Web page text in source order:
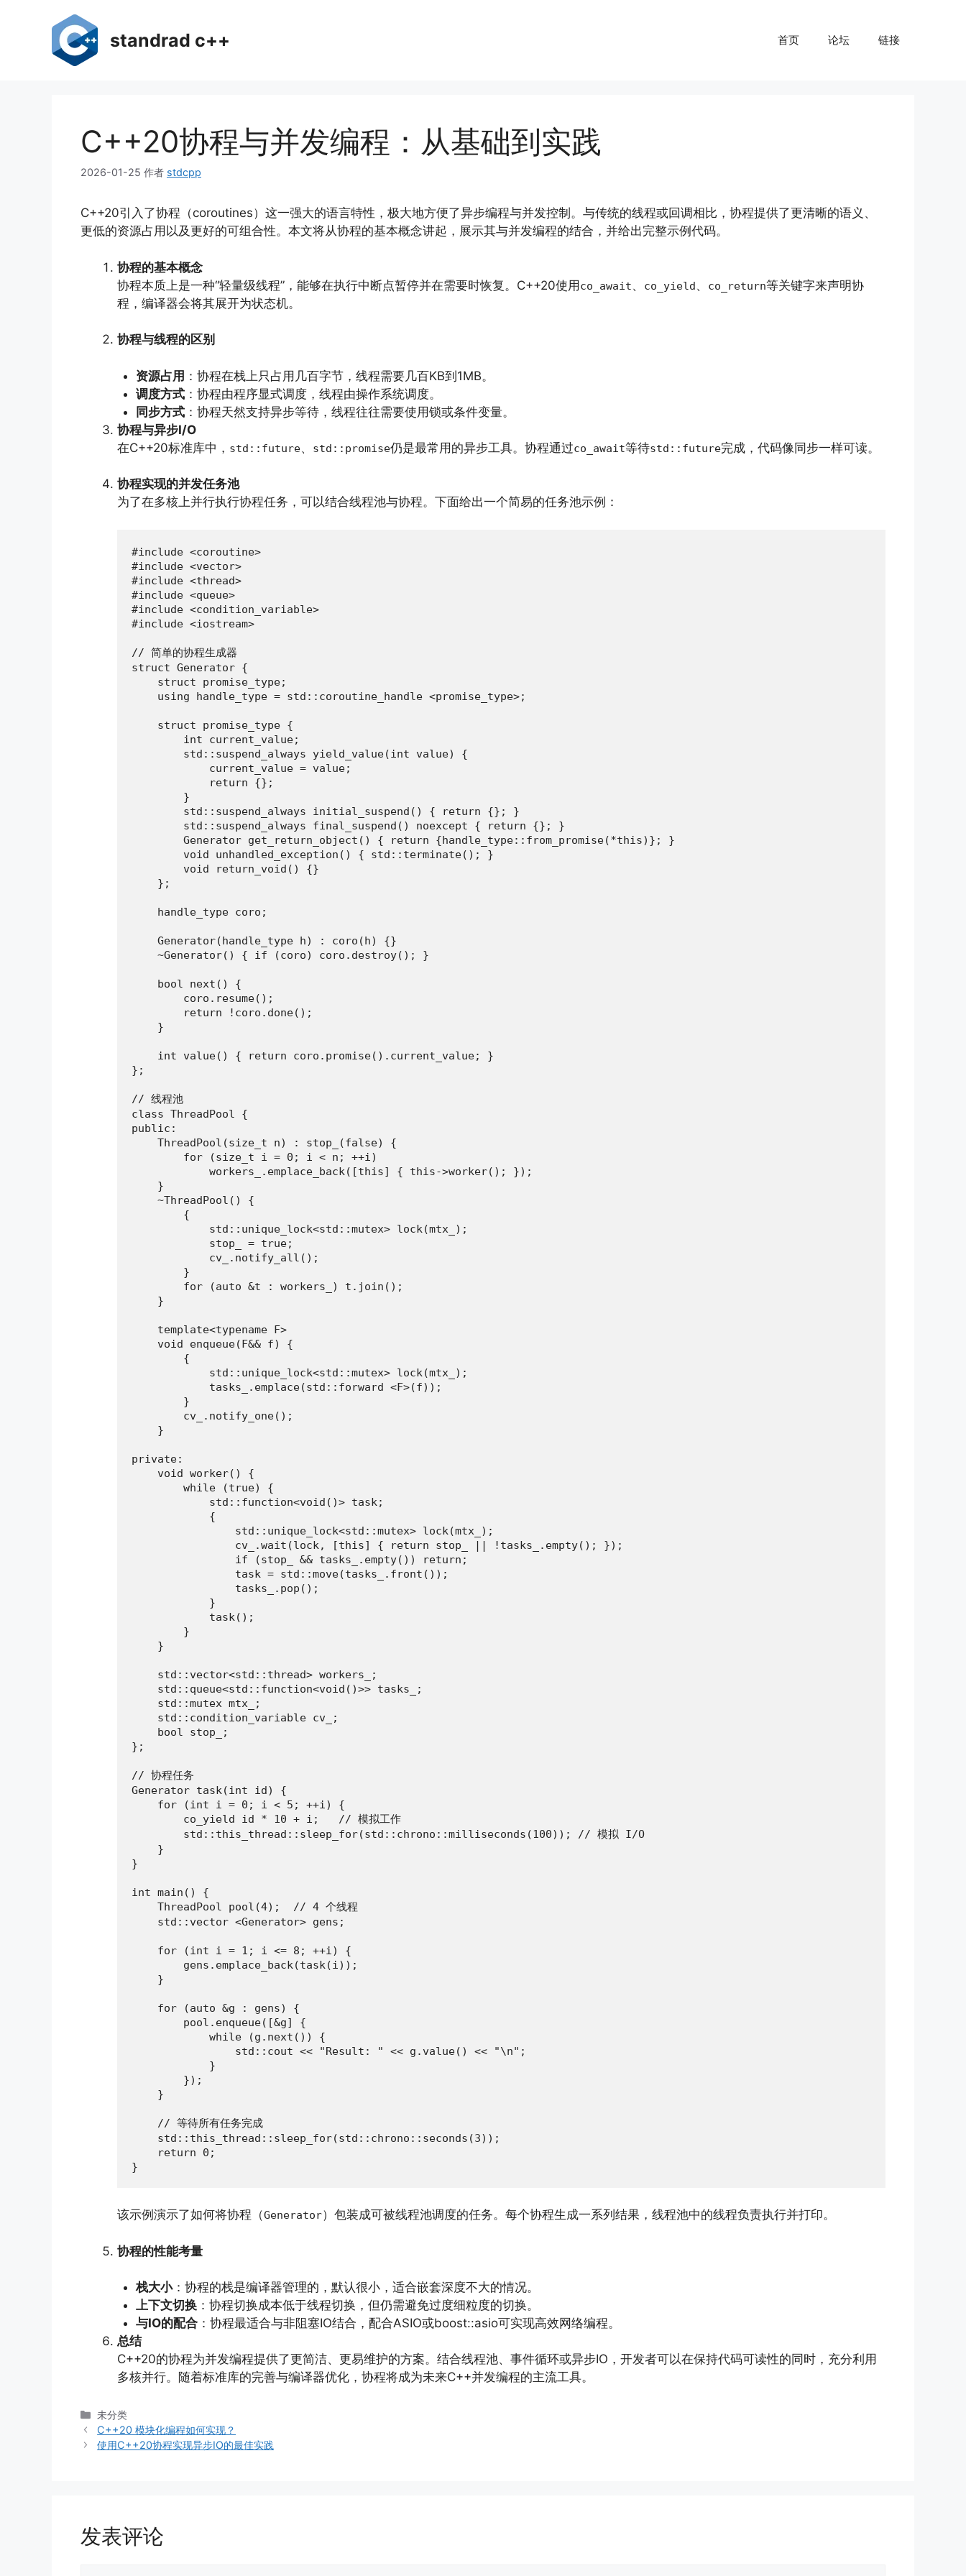
standrad c++ 首页 论坛 链接
C++20协程与并发编程：从基础到实践
2026-01-25 作者 stdcpp
C++20引入了协程（coroutines）这一强大的语言特性，极大地方便了异步编程与并发控制。与传统的线程或回调相比，协程提供了更清晰的语义、
更低的资源占用以及更好的可组合性。本文将从协程的基本概念讲起，展示其与并发编程的结合，并给出完整示例代码。
协程的基本概念
协程本质上是一种“轻量级线程”，能够在执行中断点暂停并在需要时恢复。C++20使用co_await、 co_yield、 co_return等关键字来声明协
程，编译器会将其展开为状态机。
协程与线程的区别
资源占用 ：协程在栈上只占用几百字节，线程需要几百KB到1MB。
调度方式：协程由程序显式调度，线程由操作系统调度。
同步方式：协程天然支持异步等待，线程往往需要使用锁或条件变量。
协程与异步I/O
在C++20标准库中， std::future、 std::promise仍是最常用的异步工具。协程通过co_await等待std::future完成，代码像同步一样可读。
协程实现的并发任务池
为了在多核上并行执行协程任务，可以结合线程池与协程。下面给出一个简易的任务池示例：
#include <coroutine>
#include <vector>
#include <thread>
#include <queue>
#include <condition_variable>
#include <iostream>
// 简单的协程生成器
struct Generator {
    struct promise_type;
    using handle_type = std::coroutine_handle <promise_type>;
    struct promise_type {
        int current_value;
        std::suspend_always yield_value(int value) {
            current_value = value;
            return {};
        }
        std::suspend_always initial_suspend() { return {}; }
        std::suspend_always final_suspend() noexcept { return {}; }
        Generator get_return_object() { return {handle_type::from_promise(*this)}; }
        void unhandled_exception() { std::terminate(); }
        void return_void() {}
    };
    handle_type coro;
    Generator(handle_type h) : coro(h) {}
    ~Generator() { if (coro) coro.destroy(); }
    bool next() {
        coro.resume();
        return !coro.done();
    }
    int value() { return coro.promise().current_value; }
};
// 线程池
class ThreadPool {
public:
    ThreadPool(size_t n) : stop_(false) {
        for (size_t i = 0; i < n; ++i)
            workers_.emplace_back([this] { this->worker(); });
    }
    ~ThreadPool() {
        {
            std::unique_lock<std::mutex> lock(mtx_);
            stop_ = true;
            cv_.notify_all();
        }
        for (auto &t : workers_) t.join();
    }
    template<typename F>
    void enqueue(F&& f) {
        {
            std::unique_lock<std::mutex> lock(mtx_);
            tasks_.emplace(std::forward <F>(f));
        }
        cv_.notify_one();
    }
private:
    void worker() {
        while (true) {
            std::function<void()> task;
            {
                std::unique_lock<std::mutex> lock(mtx_);
                cv_.wait(lock, [this] { return stop_ || !tasks_.empty(); });
                if (stop_ && tasks_.empty()) return;
                task = std::move(tasks_.front());
                tasks_.pop();
            }
            task();
        }
    }
    std::vector<std::thread> workers_;
    std::queue<std::function<void()>> tasks_;
    std::mutex mtx_;
    std::condition_variable cv_;
    bool stop_;
};
// 协程任务
Generator task(int id) {
    for (int i = 0; i < 5; ++i) {
        co_yield id * 10 + i;   // 模拟工作
        std::this_thread::sleep_for(std::chrono::milliseconds(100)); // 模拟 I/O
    }
}
int main() {
    ThreadPool pool(4);  // 4 个线程
    std::vector <Generator> gens;
    for (int i = 1; i <= 8; ++i) {
        gens.emplace_back(task(i));
    }
    for (auto &g : gens) {
        pool.enqueue([&g] {
            while (g.next()) {
                std::cout << "Result: " << g.value() << "\n";
            }
        });
    }
    // 等待所有任务完成
    std::this_thread::sleep_for(std::chrono::seconds(3));
    return 0;
}
该示例演示了如何将协程（Generator）包装成可被线程池调度的任务。每个协程生成一系列结果，线程池中的线程负责执行并打印。
协程的性能考量
栈大小：协程的栈是编译器管理的，默认很小，适合嵌套深度不大的情况。
上下文切换：协程切换成本低于线程切换，但仍需避免过度细粒度的切换。
与IO的配合：协程最适合与非阻塞IO结合，配合ASIO或boost::asio可实现高效网络编程。
总结
C++20的协程为并发编程提供了更简洁、更易维护的方案。结合线程池、事件循环或异步IO，开发者可以在保持代码可读性的同时，充分利用
多核并行。随着标准库的完善与编译器优化，协程将成为未来C++并发编程的主流工具。
分
类
未分类
C++20 模块化编程如何实现？
使用C++20协程实现异步IO的最佳实践
发表评论